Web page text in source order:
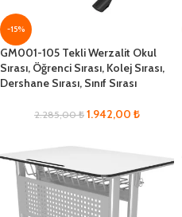
-15%
GM001-105 Tekli Werzalit Okul
Sırası, Öğrenci Sırası, Kolej Sırası,
Dershane Sırası, Sınıf Sırası
2.285,00₺ 1.942,00 ₺